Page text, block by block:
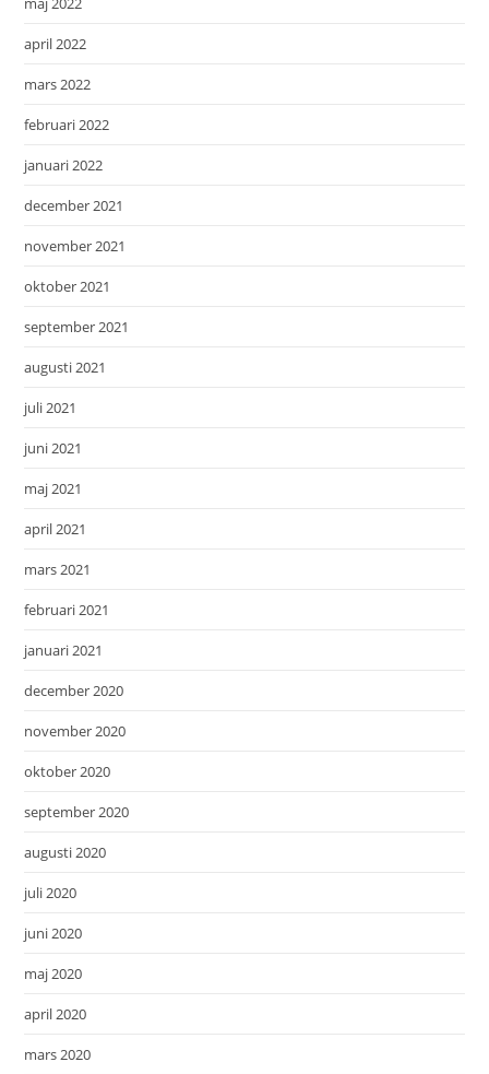
april 2022
mars 2022
februari 2022
januari 2022
december 2021
november 2021
oktober 2021
september 2021
augusti 2021
juli 2021
juni 2021
maj 2021
april 2021
mars 2021
februari 2021
januari 2021
december 2020
november 2020
oktober 2020
september 2020
augusti 2020
juli 2020
juni 2020
maj 2020
april 2020
mars 2020